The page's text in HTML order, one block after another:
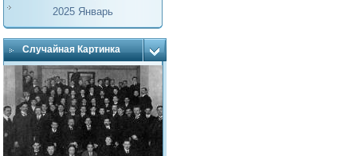
2025 Январь
Случайная Картинка